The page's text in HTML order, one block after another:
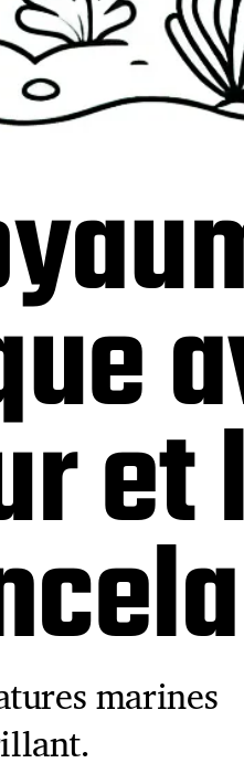
et
marines